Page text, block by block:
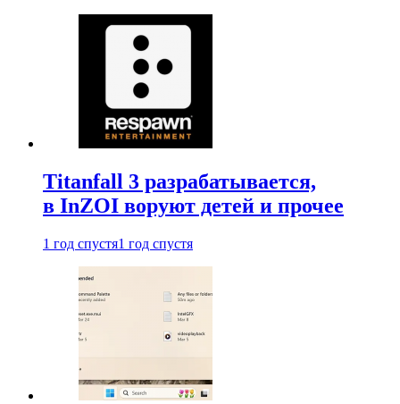
Titanfall 3 разрабатывается,
в InZOI воруют детей и прочее
1 год спустя1 год спустя